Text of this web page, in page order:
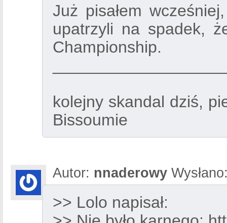
Już pisałem
upatrzyli na spadek,
Championship.
kolejny skandal dziś,
Bissoumie
Autor: nnaderowy
>> Lolo napisał: